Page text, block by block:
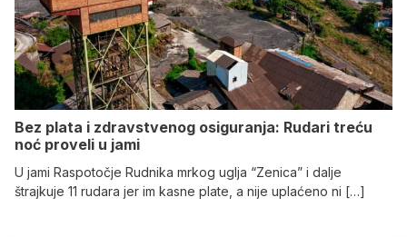
Bez plata i zdravstvenog osiguranja: Rudari treću
noć proveli u jami
U jami Raspotočje Rudnika mrkog uglja “Zenica” i dalje
štrajkuje 11 rudara jer im kasne plate, a nije uplaćeno ni […]